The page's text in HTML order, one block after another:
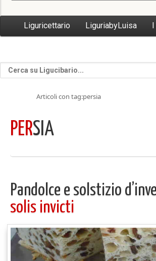
Liguricettario LiguriabyLuisa
Articoli con tag:persia
PERSIA
Pandolce e solstizio
solis invicti